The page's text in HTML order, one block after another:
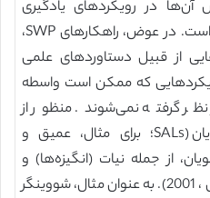
آن‌ها در رویکردهای یادگیری
دانشجویان آموزش عالی نشده است. در عوض، راهکارهای SWP،
از قبیل دستاوردهای علمی
که ممکن است واسطه
گرفته نمی‌شوند. منظور از
رویکردهای یادگیری دانشجویان (SALs؛ برای مثال، عمیق و
از جمله نیات (انگیزه‌ها) و
روش‌ها (راهکارها) است (بیگس ، 2001). به عنوان مثال، شووینگر